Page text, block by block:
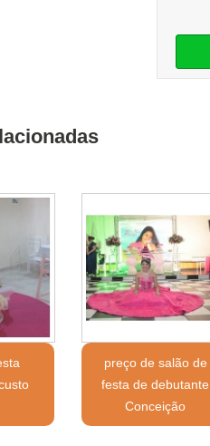
preço de salão de
festa de debutante
Conceição